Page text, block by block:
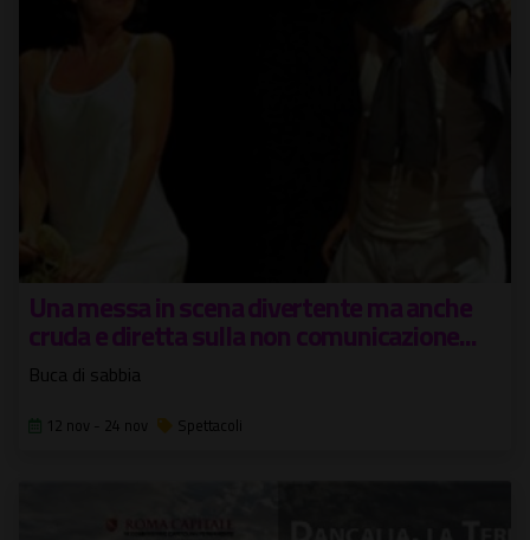
Una messa in scena divertente ma anche
cruda e diretta sulla non comunicazione...
Buca di sabbia
12 nov - 24 nov Spettacoli